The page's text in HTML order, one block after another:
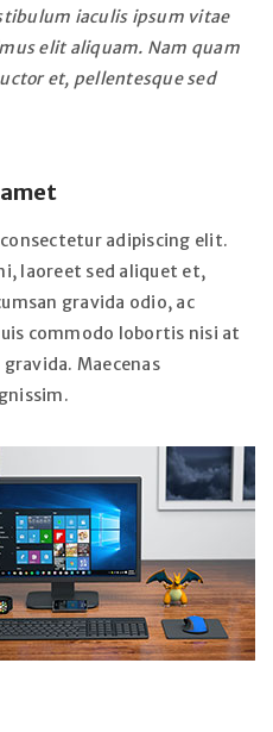
iaculis ipsum vitae
elit aliquam. Nam quam
et, pellentesque sed
adipiscing elit.
laoreet sed aliquet et,
gravida odio, ac
commodo lobortis nisi at
Maecenas